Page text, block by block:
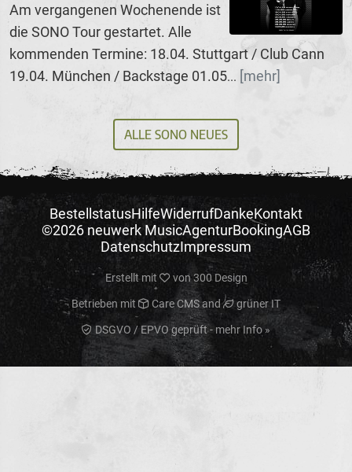
Am vergangenen Wochenende ist
die SONO Tour gestartet. Alle
kommenden Termine: 18.04. Stuttgart / Club Cann
19.04. München / Backstage 01.05... [mehr]
ALLE SONO NEUES
BestellstatusHilfeWiderrufDankeKontakt
©2026 neuwerk MusicAgenturBookingAGB
DatenschutzImpressum
Erstellt mit von300 Design
Betrieben mit Care CMSand grüner IT
DSGVO / EPVO geprüft - mehr Info »